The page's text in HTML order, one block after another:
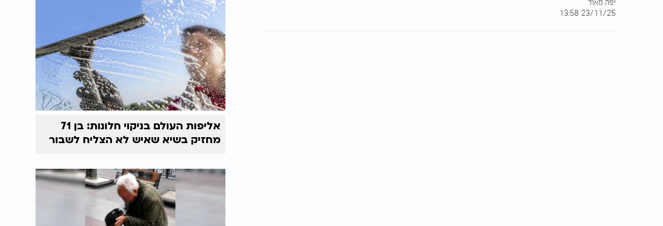
יפה מאוד
23/11/25 13:58
אליפות העולם בניקוי חלונות: בן 71
מחזיק בשיא שאיש לא הצליח לשבור